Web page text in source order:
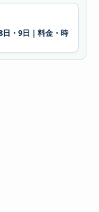
日・9日｜料金・時